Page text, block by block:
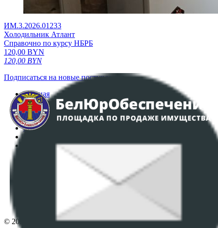
ИМ.3.2026.01233
Холодильник Атлант
Справочно по курсу НБРБ
120,00 BYN
120,00 BYN
Подписаться на новые поступления
Главная
Аукционы
Интернет-магазин
Регламент организации и проведения торгов
Политика в отношении обработки персональных
ПОЛОЖЕНИЕ О ПОЛИТИКЕ ОБРАБОТКИ COOKIE-
Настройки cookie-файлов
© 2026 Республиканское унитарное предприятие по оказанию